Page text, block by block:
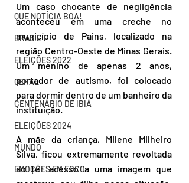
QUE NOTÍCIA BOA!
BRASIL
ELEIÇÕES 2022
GERAL
CENTENÁRIO DE IBIÁ
ELEIÇÕES 2024
MUNDO
EMOÇÕES EM FOCO
Um caso chocante de negligência
aconteceu em uma creche no
município de Pains, localizado na
região Centro-Oeste de Minas Gerais.
Um menino de apenas 2 anos,
portador de autismo, foi colocado
para dormir dentro de um banheiro da
instituição.
A mãe da criança, Milene Milheiro
Silva, ficou extremamente revoltada
ao ter acesso a uma imagem que